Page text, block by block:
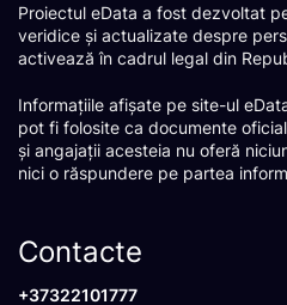
Proiectul eData a fost dezvoltat
veridice și actualizate despre
activează în cadrul legal din
Informațiile afișate pe site-ul
pot fi folosite ca documente
și angajații acesteia nu oferă
nici o răspundere pe partea
Contacte
+37322101777